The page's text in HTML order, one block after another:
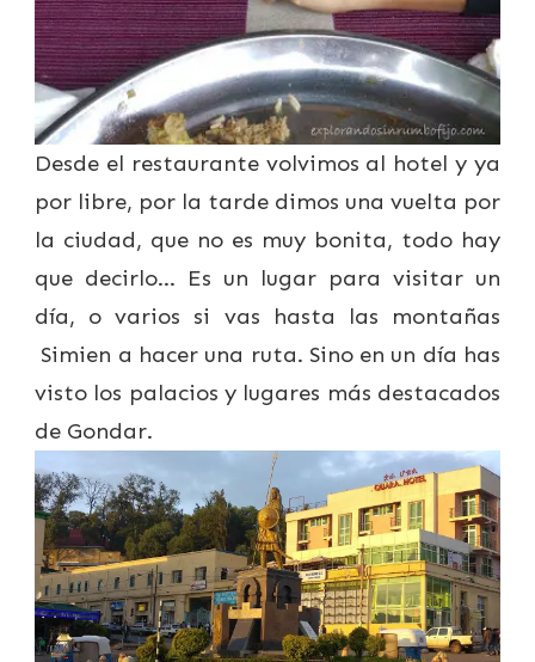
Desde el restaurante volvimos al hotel y ya
por libre, por la tarde dimos una vuelta por
la ciudad, que no es muy bonita, todo hay
que decirlo… Es un lugar para visitar un
día, o varios si vas hasta las montañas
Simien a hacer una ruta. Sino en un día has
visto los palacios y lugares más destacados
de Gondar.